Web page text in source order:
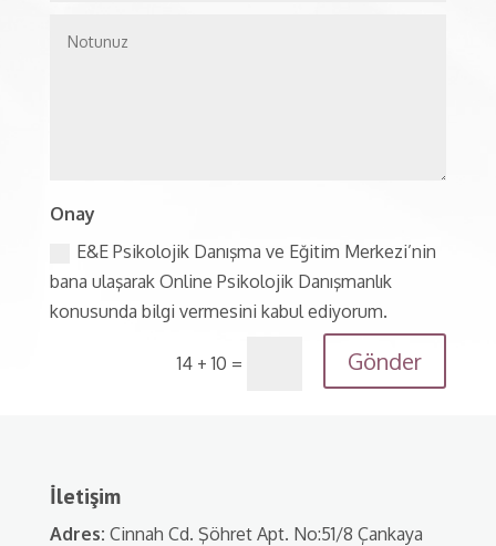
Onay
E&E Psikolojik Danışma ve Eğitim Merkezi’nin
bana ulaşarak Online Psikolojik Danışmanlık
konusunda bilgi vermesini kabul ediyorum.
14 + 10 = Gönder
İletişim
Adres: Cinnah Cd. Şöhret Apt. No:51/8 Çankaya